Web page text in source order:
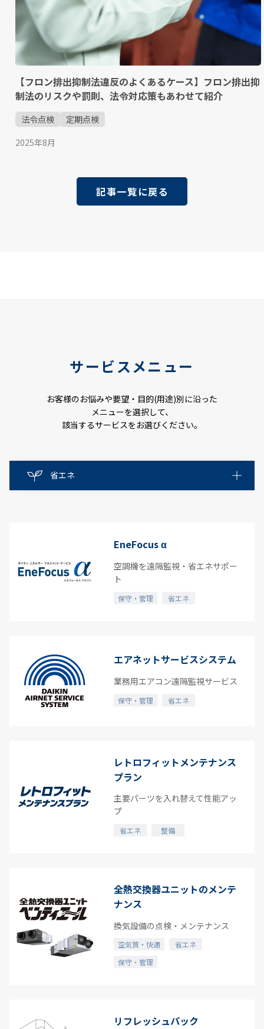
【フロン排出抑制法違反のよくあるケース】フロン排出抑
制法のリスクや罰則、法令対応策もあわせて紹介
法令点検 定期点検
2025年8月
記事一覧に戻る
サービスメニュー
お客様のお悩みや要望・目的(用途)別に沿った
メニューを選択して、
該当するサービスをお選びください。
省エネ
空気質・快適
EneFocus α
空調機を遠隔監視・省エネサポー
ト
保守・管理 省エネ
エアネットサービスシステム
業務用エアコン遠隔監視サービス
保守・管理 省エネ
レトロフィットメンテナンス
プラン
主要パーツを入れ替えて性能アッ
プ
省エネ 整備
全熱交換器ユニットのメンテ
ナンス
換気設備の点検・メンテナンス
空気質・快適
省エネ
保守・管理
リフレッシュパック